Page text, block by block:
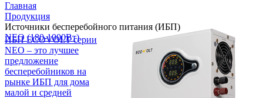
Главная
Продукция
Источники бесперебойного питания (ИБП)
NEO (180-1000Вт)
ИБП ECOVOLT серии
NEO – это лучшее
предложение
бесперебойников на
рынке ИБП для дома
малой и средней